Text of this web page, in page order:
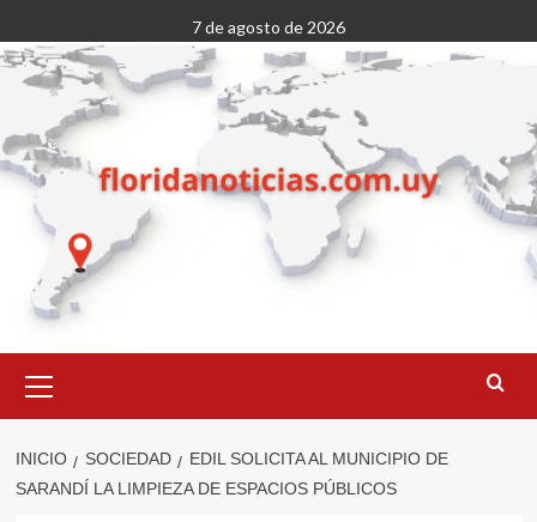
al
contenido
7 de agosto de 2026
primario
INICIO SOCIEDAD
EDIL SOLICITA AL MUNICIPIO DE
SARANDÍ LA LIMPIEZA DE ESPACIOS PÚBLICOS